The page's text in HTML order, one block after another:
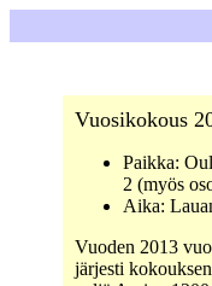
Vuosikokous
Paikka:
2 (myös
Aika:
Vuoden 2013
järjesti